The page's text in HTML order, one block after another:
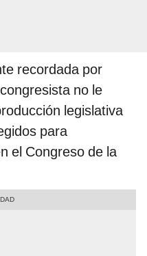
recordada por
no le
legislativa
para
el Congreso de la